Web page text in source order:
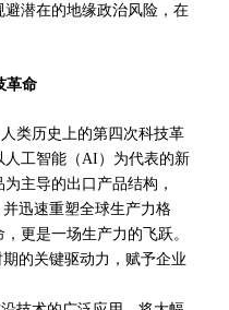
潜在的地缘政治风险，在
革命
类历史上的第四次科技革
工智能（AI）为代表的新
主导的出口产品结构，
迅速重塑全球生产力格
更是一场生产力的飞跃。
的关键驱动力，赋予企业